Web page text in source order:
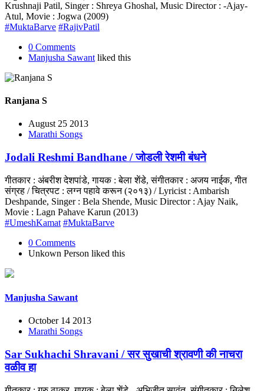
Krushnaji Patil, Singer : Shreya Ghoshal, Music Director : -Ajay-
Atul, Movie : Jogwa (2009)
#MuktaBarve #RajivPatil
0 Comments
Manjusha Sawant liked this
Ranjana S
August 25 2013
Marathi Songs
Jodali Reshmi Bandhane / जोडली रेशमी बंधने
गीतकार : अंबरीश देशपांडे, गायक : बेला शेंडे, संगीतकार : अजय नाईक, गीत
संग्रह / चित्रपट : लग्न पहावे करून (२०१३) / Lyricist : Ambarish
Deshpande, Singer : Bela Shende, Music Director : Ajay Naik,
Movie : Lagn Pahave Karun (2013)
#UmeshKamat #MuktaBarve
0 Comments
Unkown Person liked this
Manjusha Sawant
October 14 2013
Marathi Songs
Sar Sukhachi Shravani / सर सुखाची श्रावणी की नाचरा
वळीव हा